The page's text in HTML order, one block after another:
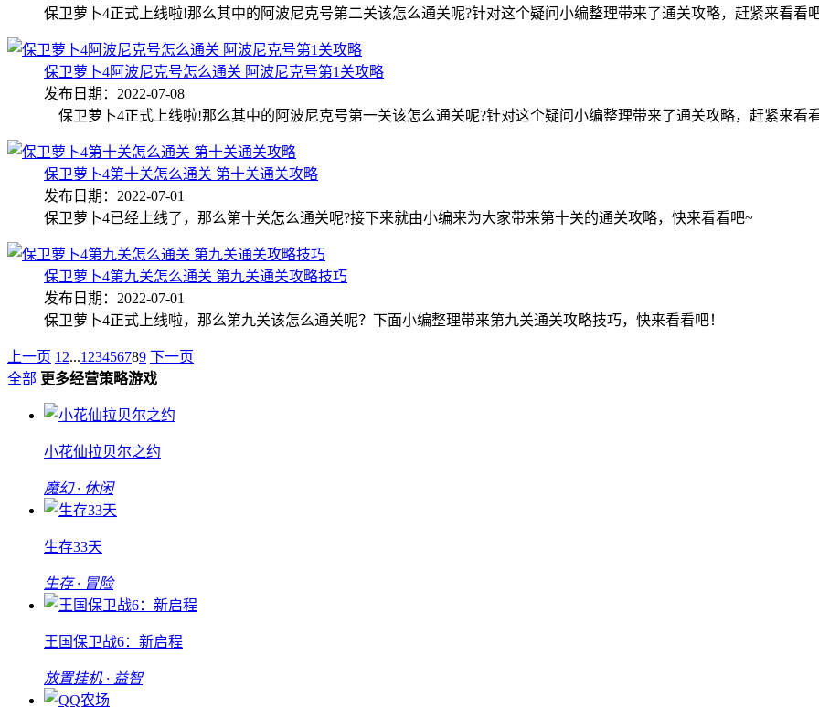
保卫萝卜4正式上线啦!那么其中的阿波尼克号第二关该怎么通关呢?针对这个疑问小编整理带来了通关攻略，赶紧来看看
保卫萝卜4阿波尼克号怎么通关 阿波尼克号第1关攻略
发布日期：2022-07-08
保卫萝卜4正式上线啦!那么其中的阿波尼克号第一关该怎么通关呢?针对这个疑问小编整理带来了通关攻略，赶紧来看
保卫萝卜4第十关怎么通关 第十关通关攻略
发布日期：2022-07-01
保卫萝卜4已经上线了，那么第十关怎么通关呢?接下来就由小编来为大家带来第十关的通关攻略，快来看看吧~
保卫萝卜4第九关怎么通关 第九关通关攻略技巧
发布日期：2022-07-01
保卫萝卜4正式上线啦，那么第九关该怎么通关呢？下面小编整理带来第九关通关攻略技巧，快来看看吧！
上一页 1 2...1 23456789 下一页
全部 更多经营策略游戏
小花仙拉贝尔之约
魔幻 · 休闲
生存33天
生存 · 冒险
王国保卫战6：新启程
放置挂机 · 益智